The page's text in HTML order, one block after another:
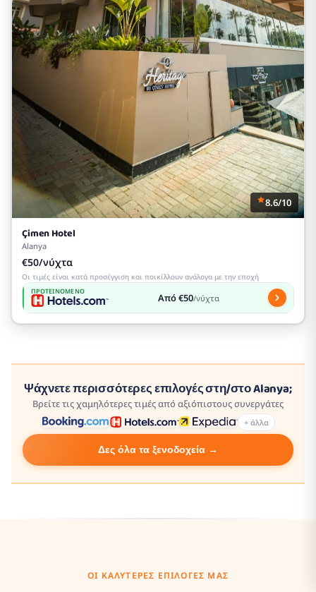
8.6/10
Çimen Hotel
Alanya
€50/νύχτα
Οι τιμές είναι κατά προσέγγιση και ποικίλλουν ανάλογα με την εποχή
ΠΡΟΤΕΙΝΌΜΕΝΟ Από €50/νύχτα
Ψάχνετε περισσότερες επιλογές στη/στο Alanya;
Βρείτε τις χαμηλότερες τιμές από αξιόπιστους συνεργάτες
+ άλλα
Δες όλα τα ξενοδοχεία →
ΟΙ ΚΑΛΎΤΕΡΕΣ ΕΠΙΛΟΓΈΣ ΜΑΣ